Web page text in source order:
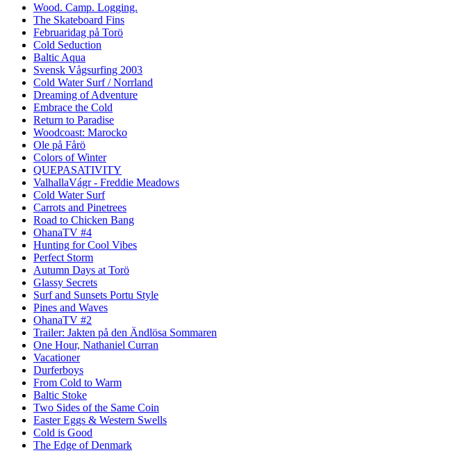
Wood. Camp. Logging.
The Skateboard Fins
Februaridag på Torö
Cold Seduction
Baltic Aqua
Svensk Vågsurfing 2003
Cold Water Surf / Norrland
Dreaming of Adventure
Embrace the Cold
Return to Paradise
Woodcoast: Marocko
Ole på Fårö
Colors of Winter
QUEPASATIVITY
ValhallaVágr - Freddie Meadows
Cold Water Surf
Carrots and Pinetrees
Road to Chicken Bang
OhanaTV #4
Hunting for Cool Vibes
Perfect Storm
Autumn Days at Torö
Glassy Secrets
Surf and Sunsets Portu Style
Pines and Waves
OhanaTV #2
Trailer: Jakten på den Ändlösa Sommaren
One Hour, Nathaniel Curran
Vacationer
Durferboys
From Cold to Warm
Baltic Stoke
Two Sides of the Same Coin
Easter Eggs & Western Swells
Cold is Good
The Edge of Denmark